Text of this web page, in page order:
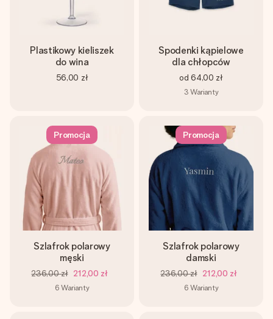
Plastikowy kieliszek
do wina
56,00 zł
Spodenki kąpielowe
dla chłopców
od 64,00 zł
3 Warianty
Promocja
Szlafrok polarowy
męski
236,00 zł 212,00 zł
6 Warianty
Promocja
Szlafrok polarowy
damski
236,00 zł 212,00 zł
6 Warianty